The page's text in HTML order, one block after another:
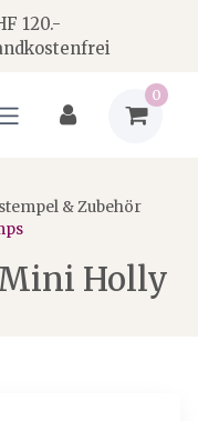
120.-
0
& Zubehör
Holly